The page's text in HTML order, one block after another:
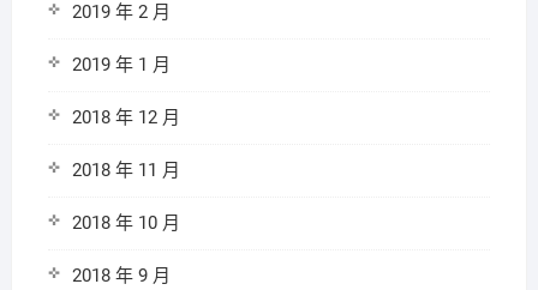
2019 年 2 月
2019 年 1 月
2018 年 12 月
2018 年 11 月
2018 年 10 月
2018 年 9 月